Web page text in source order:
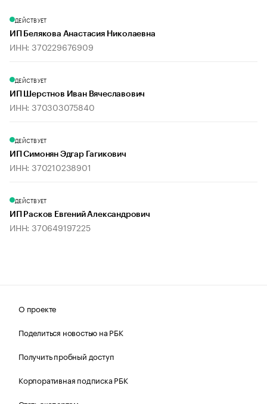
ДЕЙСТВУЕТ
ИП Белякова Анастасия Николаевна
ИНН: 370229676909
ДЕЙСТВУЕТ
ИП Шерстнов Иван Вячеславович
ИНН: 370303075840
ДЕЙСТВУЕТ
ИП Симонян Эдгар Гагикович
ИНН: 370210238901
ДЕЙСТВУЕТ
ИП Расков Евгений Александрович
ИНН: 370649197225
О проекте
Поделиться новостью на РБК
Получить пробный доступ
Корпоративная подписка РБК